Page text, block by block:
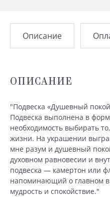
Описание
ОПИСАНИЕ
"Подвеска «Душевный
Подвеска выполнена в
необходимость выбирать
жизни. На украшении
мне разум и душевный
духовном равновесии и
подвеска — камертон или
напоминающий о главном
мудрость и спокойствие."